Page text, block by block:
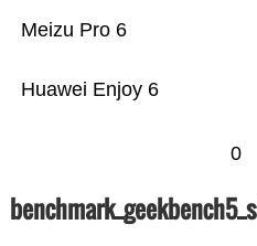
Huawei Enjoy 6
Meizu Pro 6
0